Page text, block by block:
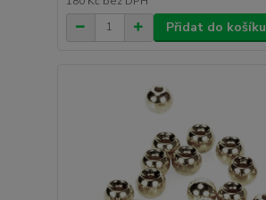
Přidat do košíku